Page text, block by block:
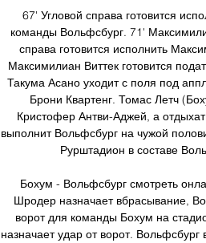
67' Угловой справа готовится
команды Вольфсбург. 71'
справа готовится исполнить
Максимилиан Виттек готовится
Такума Асано уходит с поля под
Брони Квартенг. Томас Летч
Кристофер Антви-Аджей, а
выполнит Вольфсбург на чужой
Рурштадион в составе
Бохум - Вольфсбург смотреть
Шродер назначает вбрасывание,
ворот для команды Бохум на
назначает удар от ворот.